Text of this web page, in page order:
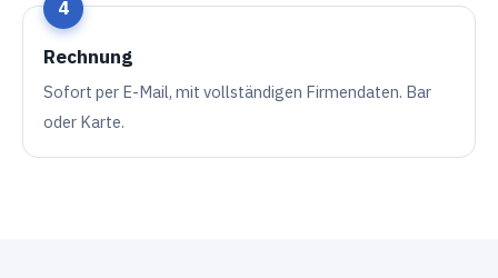
Rechnung
Sofort per E-Mail, mit vollständigen Firmendaten. Bar
oder Karte.